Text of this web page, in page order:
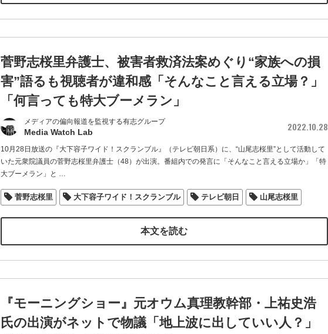
菅野志桜里弁護士、被害者救済法案めぐり“家族への損
害”語るも視聴者が違和感「そんなこと言える立場？」
「何言っても特大ブーメラン」
メディアの偏向報道を監視する有志グループ
Media Watch Lab 2022.10.28
10月28日放送の『大下容子ワイド！スクランブル』（テレビ朝日系）に、“山尾志桜里”として活動して
いた元衆院議員の菅野志桜里弁護士（48）が出演。番組内での発言に「そんなこと言える立場か」「特
大ブーメラン」と …
菅野志桜里 大下容子ワイド！スクランブル テレビ朝日 山尾志桜里
本文を読む
『モーニングショー』元オウム真理教幹部・上祐史浩
氏の出演がネットで物議「地上波に出していい人？」